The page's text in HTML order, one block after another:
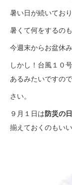
暑い日が続いてお
暑くて何をするの
今週末からお盆休
しかし！台風１０
あるみたいですの
さい。
９月１日は防災の日
揃えておくのもい